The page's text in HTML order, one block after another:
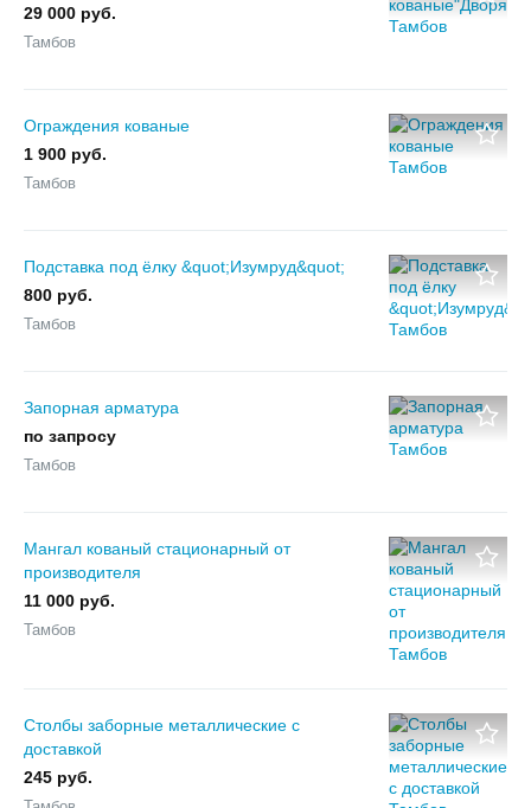
29 000 руб.
Тамбов
Ограждения кованые
1 900 руб.
Тамбов
Подставка под ёлку &quot;Изумруд&quot;
800 руб.
Тамбов
Запорная арматура
по запросу
Тамбов
Мангал кованый стационарный от
производителя
11 000 руб.
Тамбов
Столбы заборные металлические с
доставкой
245 руб.